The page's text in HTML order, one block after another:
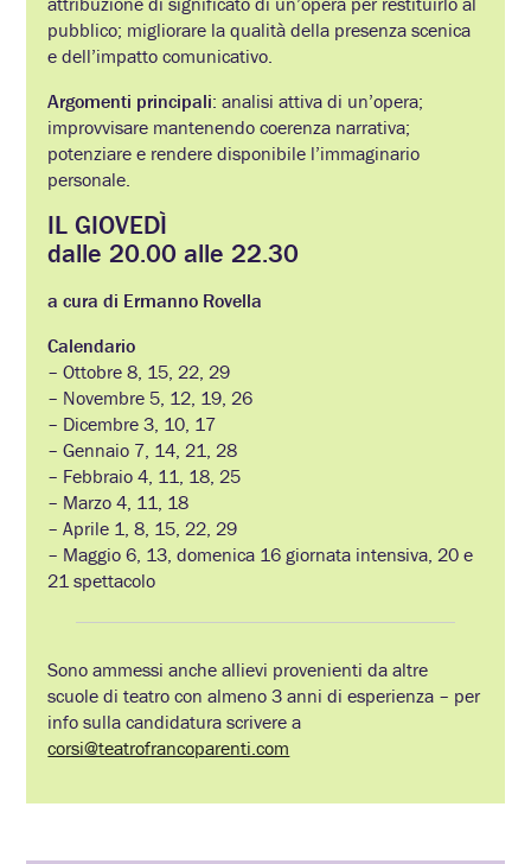
pubblico; migliorare la qualità della presenza scenica
e dell’impatto comunicativo.
Argomenti principali: analisi attiva di un’opera;
improvvisare mantenendo coerenza narrativa;
potenziare e rendere disponibile l’immaginario
personale.
IL GIOVEDÌ
dalle 20.00 alle 22.30
a cura di Ermanno Rovella
Calendario
– Ottobre 8, 15, 22, 29
– Novembre 5, 12, 19, 26
– Dicembre 3, 10, 17
– Gennaio 7, 14, 21, 28
– Febbraio 4, 11, 18, 25
– Marzo 4, 11, 18
– Aprile 1, 8, 15, 22, 29
– Maggio 6, 13, domenica 16 giornata intensiva, 20 e
21 spettacolo
Sono ammessi anche allievi provenienti da altre
scuole di teatro con almeno 3 anni di esperienza – per
info sulla candidatura scrivere a
corsi@teatrofrancoparenti.com